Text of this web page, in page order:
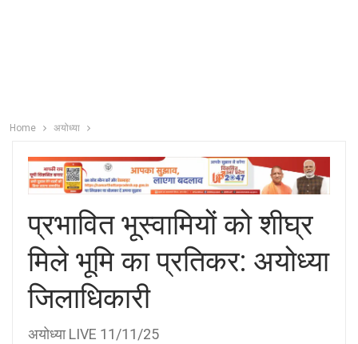
Home अयोध्या
प्रभावित भूस्वामियों को शीघ्र
मिले भूमि का प्रतिकर: अयोध्या
जिलाधिकारी
अयोध्या LIVE 11/11/25